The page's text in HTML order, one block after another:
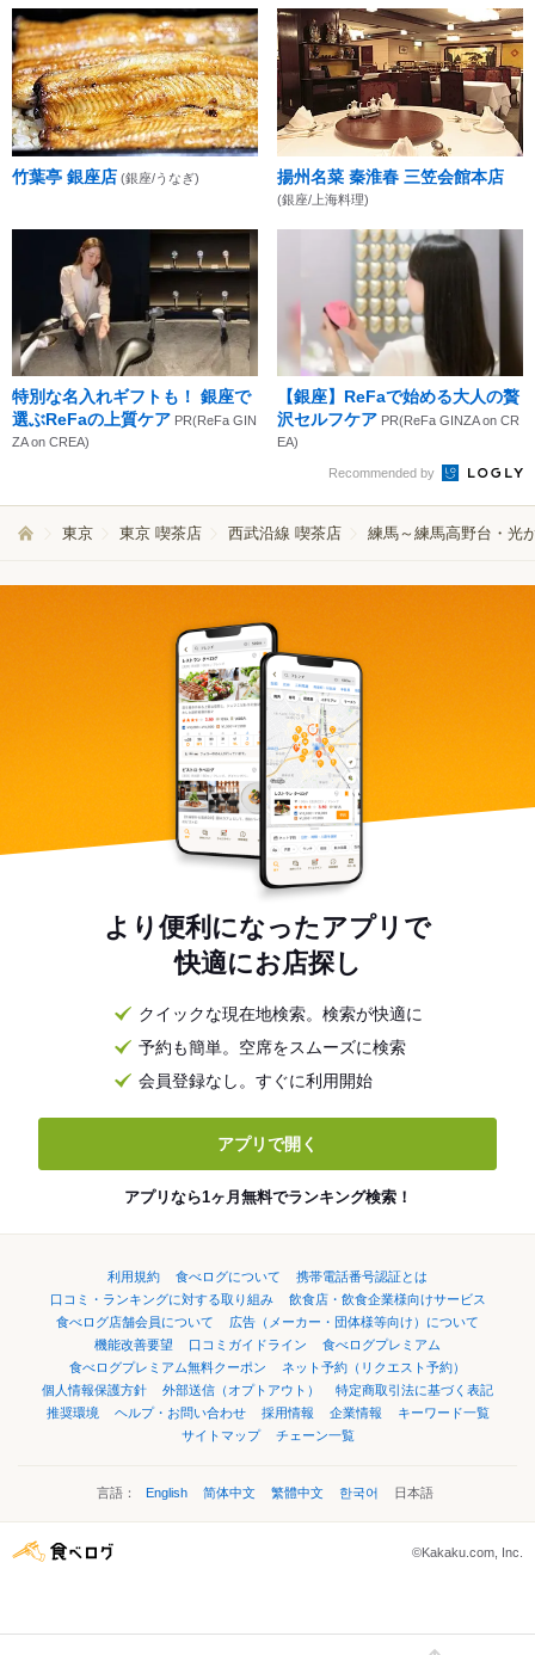
竹葉亭 銀座店 (銀座/うなぎ) 揚州名菜 秦淮春 三笠会館本店
(銀座/上海料理)
特別な名入れギフトも！ 銀座で
選ぶReFaの上質ケア PR(ReFa GIN
ZA on CREA)
【銀座】ReFaで始める大人の贅
沢セルフケア PR(ReFa GINZA on CR
EA)
Recommended by
東京 東京 喫茶店 西武沿線 喫茶店 練馬～練馬高野台・光
より便利になったアプリで
快適にお店探し
クイックな現在地検索。検索が快適に
予約も簡単。空席をスムーズに検索
会員登録なし。すぐに利用開始
アプリで開く
アプリなら1ヶ月無料でランキング検索！
利用規約 食べログについて
携帯電話番号認証とは
口コミ・ランキングに対する取り組み
飲食店・飲食企業様向けサービス
食べログ店舗会員について
広告（メーカー・団体様等向け）について
機能改善要望
口コミガイドライン
食べログプレミアム
食べログプレミアム無料クーポン
ネット予約（リクエスト予約）
個人情報保護方針
外部送信（オプトアウト）
特定商取引法に基づく表記
推奨環境
ヘルプ・お問い合わせ 採用情報 企業情報
キーワード一覧
サイトマップ
チェーン一覧
言語： English 简体中文 繁體中文 한국어 日本語
©Kakaku.com, Inc.